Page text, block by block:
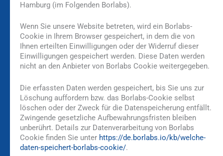
Hamburg (im Folgenden Borlabs).
Wenn Sie unsere Website betreten, wird ein Borlabs-
Cookie in Ihrem Browser gespeichert, in dem die von
Ihnen erteilten Einwilligungen oder der Widerruf dieser
Einwilligungen gespeichert werden. Diese Daten werden
nicht an den Anbieter von Borlabs Cookie weitergegeben.
Die erfassten Daten werden gespeichert, bis Sie uns zur
Löschung auffordern bzw. das Borlabs-Cookie selbst
löschen oder der Zweck für die Datenspeicherung entfällt.
Zwingende gesetzliche Aufbewahrungsfristen bleiben
unberührt. Details zur Datenverarbeitung von Borlabs
Cookie finden Sie unter https://de.borlabs.io/kb/welche-
daten-speichert-borlabs-cookie/.